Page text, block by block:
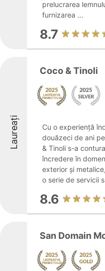
prelucrarea
furnizarea ...
8.7
Laureați
Coco & Tinoli
Cu o experiență
douăzeci de ani
& Tinoli s-a
încredere în
exterior și
o serie de servicii
8.6
San Domain